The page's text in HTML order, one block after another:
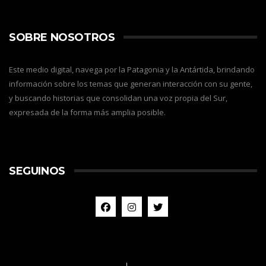
SOBRE NOSOTROS
Este medio digital, navega por la Patagonia y la Antártida, brindando
información sobre los temas que generan interacción con su gente,
y buscando historias que consolidan una voz propia del Sur,
expresada de la forma más amplia posible.
SEGUINOS